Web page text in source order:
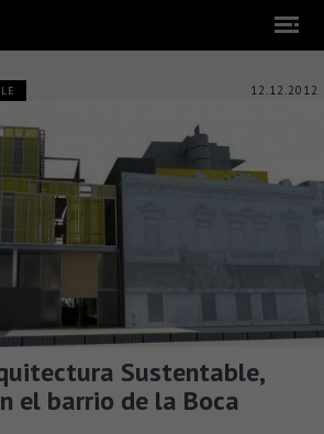
12.12.2012
Sustentable,
el barrio de la Boca